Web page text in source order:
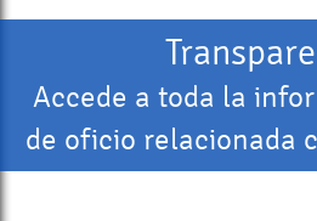
Accede a toda la
de oficio relacionada